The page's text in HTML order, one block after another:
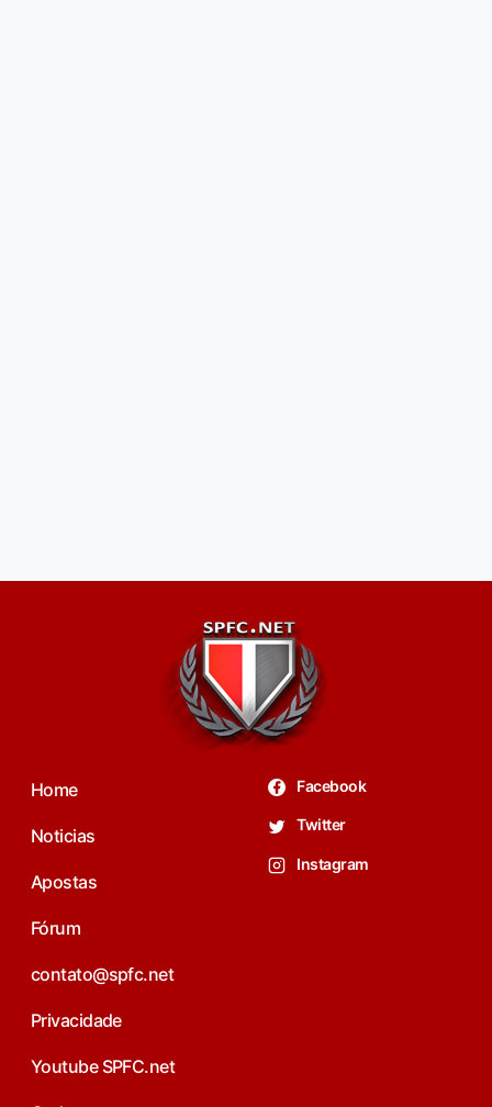
Home
Noticias
Apostas
Fórum
contato@spfc.net
Privacidade
Youtube SPFC.net
Facebook
Twitter
Instagram